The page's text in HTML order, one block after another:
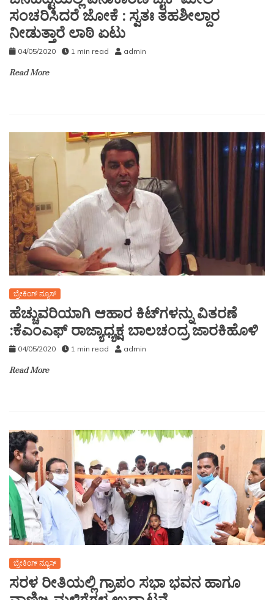
ಸಂಚರಿಸಿದರೆ ಜೋಕೆ : ಸ್ವತಃ ತಹಶೀಲ್ದಾರ
ನೀಡುತ್ತಾರೆ ಲಾಠಿ ಏಟು
04/05/2020 1 min read admin
Read More
ಬ್ರೇಕಿಂಗ್ ನ್ಯೂಸ್
ಹೆಚ್ಚುವರಿಯಾಗಿ ಆಹಾರ ಕಿಟ್‍ಗಳನ್ನು ವಿತರಣೆ
:ಕೆಎಂಎಫ್ ರಾಜ್ಯಾಧ್ಯಕ್ಷ ಬಾಲಚಂದ್ರ ಜಾರಕಿಹೊಳಿ
04/05/2020 1 min read admin
Read More
ಬ್ರೇಕಿಂಗ್ ನ್ಯೂಸ್
ಸರಳ ರೀತಿಯಲ್ಲಿ ಗ್ರಾಪಂ ಸಭಾ ಭವನ ಹಾಗೂ